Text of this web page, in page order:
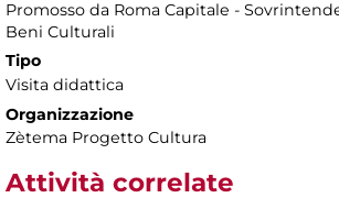
Promosso da Roma Capitale -
Beni Culturali
Tipo
Visita didattica
Organizzazione
Zètema Progetto Cultura
Attività correlate